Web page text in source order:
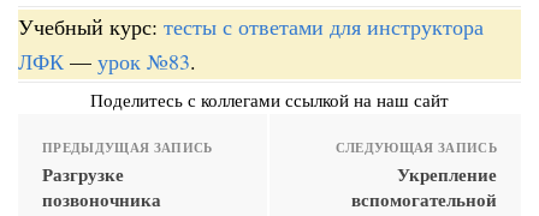
Учебный курс: тесты с ответами для инструктора
ЛФК — урок №83.
Поделитесь с коллегами ссылкой на наш сайт
ПРЕДЫДУЩАЯ ЗАПИСЬ
Разгрузке
позвоночника
СЛЕДУЮЩАЯ ЗАПИСЬ
Укрепление
вспомогательной